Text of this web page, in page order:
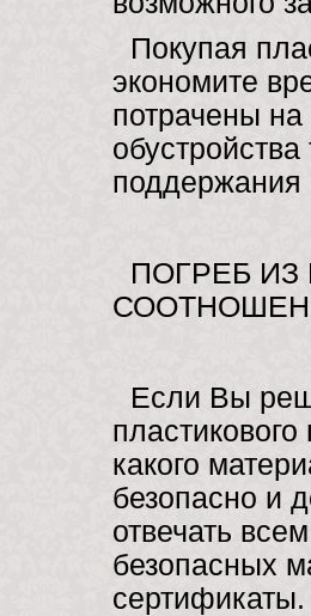
Покупая
экономите
потрачены
поддержания
ПОГРЕБ
Если Вы
какого
безопасно и
отвечать
безопасных
сертификаты.